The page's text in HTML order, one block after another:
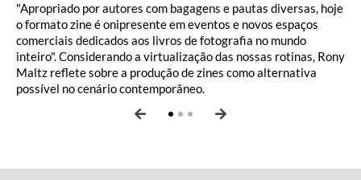
"Apropriado por autores com bagagens e pautas diversas, hoje
o formato zine é onipresente em eventos e novos espaços
comerciais dedicados aos livros de fotografia no mundo
inteiro". Considerando a virtualização das nossas rotinas, Rony
Maltz reflete sobre a produção de zines como alternativa
possível no cenário contemporâneo.